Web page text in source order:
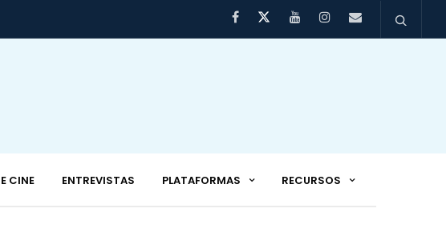
CINE ENTREVISTAS PLATAFORMAS RECURSOS